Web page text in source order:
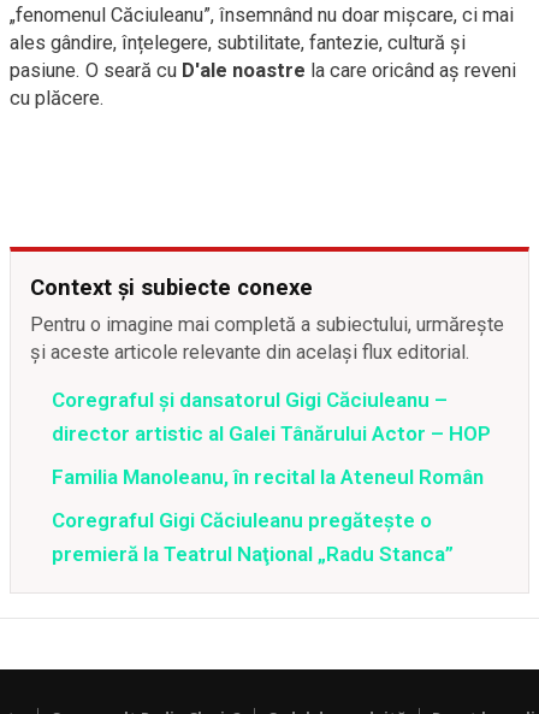
„fenomenul Căciuleanu”, însemnând nu doar mișcare, ci mai
ales gândire, înțelegere, subtilitate, fantezie, cultură și
pasiune. O seară cu D'ale noastre la care oricând aș reveni
cu plăcere.
Context și subiecte conexe
Pentru o imagine mai completă a subiectului, urmărește
și aceste articole relevante din același flux editorial.
Coregraful şi dansatorul Gigi Căciuleanu –
director artistic al Galei Tânărului Actor – HOP
Familia Manoleanu, în recital la Ateneul Român
Coregraful Gigi Căciuleanu pregăteşte o
premieră la Teatrul Naţional „Radu Stanca”